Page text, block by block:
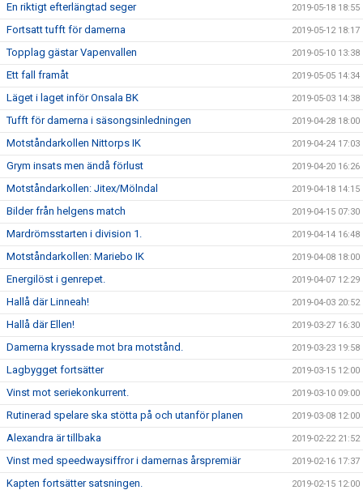
En riktigt efterlängtad seger 2019-05-18 18:55
Fortsatt tufft för damerna 2019-05-12 18:17
Topplag gästar Vapenvallen 2019-05-10 13:38
Ett fall framåt 2019-05-05 14:34
Läget i laget inför Onsala BK 2019-05-03 14:38
Tufft för damerna i säsongsinledningen 2019-04-28 18:00
Motståndarkollen Nittorps IK 2019-04-24 17:03
Grym insats men ändå förlust 2019-04-20 16:26
Motståndarkollen: Jitex/Mölndal 2019-04-18 14:15
Bilder från helgens match 2019-04-15 07:30
Mardrömsstarten i division 1. 2019-04-14 16:48
Motståndarkollen: Mariebo IK 2019-04-08 18:00
Energilöst i genrepet. 2019-04-07 12:29
Hallå där Linneah! 2019-04-03 20:52
Hallå där Ellen! 2019-03-27 16:30
Damerna kryssade mot bra motstånd. 2019-03-23 19:58
Lagbygget fortsätter 2019-03-15 12:00
Vinst mot seriekonkurrent. 2019-03-10 09:00
Rutinerad spelare ska stötta på och utanför planen 2019-03-08 12:00
Alexandra är tillbaka 2019-02-22 21:52
Vinst med speedwaysiffror i damernas årspremiär 2019-02-16 17:37
Kapten fortsätter satsningen. 2019-02-15 12:00